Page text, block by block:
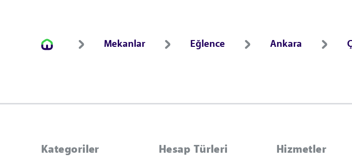
Mekanlar Eğlence Ankara
Kategoriler Hesap Türleri Hizmetler